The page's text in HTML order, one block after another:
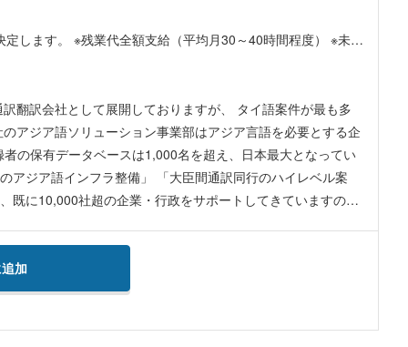
します。 ※残業代全額支給（平均月30～40時間程度） ※未経
る ・通勤手当（2万円迄／月） ・語学レッスン社割制度 ・
助20%制度）
翻訳会社として展開しておりますが、 タイ語案件が最も多
の保有データベースは1,000名を超え、日本最大となってい
アジア語インフラ整備」 「大臣間通訳同行のハイレベル案
既に10,000社超の企業・行政をサポートしてきていますの
れる中、アジア各国からの訪日インバウンド客、アジア各
日本のグローバル共生社会を創っていくことは国にとって
増しています。問合せ企業への提案、 入札等の企画応札、
の誘致をしたい行政への入札・企画提案営業 ・訪日インバウ
加